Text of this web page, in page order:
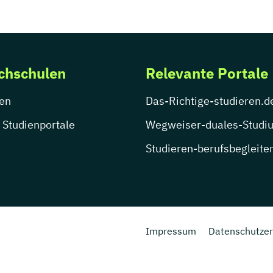
Relevante Portale
Das-Richtige-
Wegweiser-duales-
Studieren-
Impressum